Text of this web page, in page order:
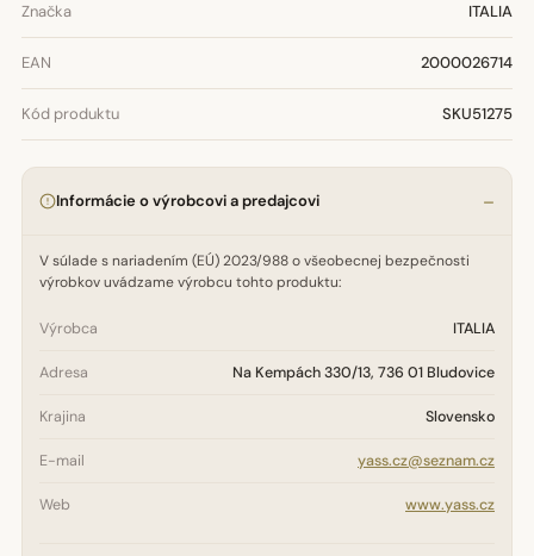
Značka ITALIA
EAN 2000026714
Kód produktu SKU51275
Informácie o výrobcovi a predajcovi
V súlade s nariadením (EÚ) 2023/988 o všeobecnej bezpečnosti
výrobkov uvádzame výrobcu tohto produktu:
Výrobca ITALIA
Adresa Na Kempách 330/13, 736 01 Bludovice
Krajina Slovensko
E-mail yass.cz@seznam.cz
Web www.yass.cz